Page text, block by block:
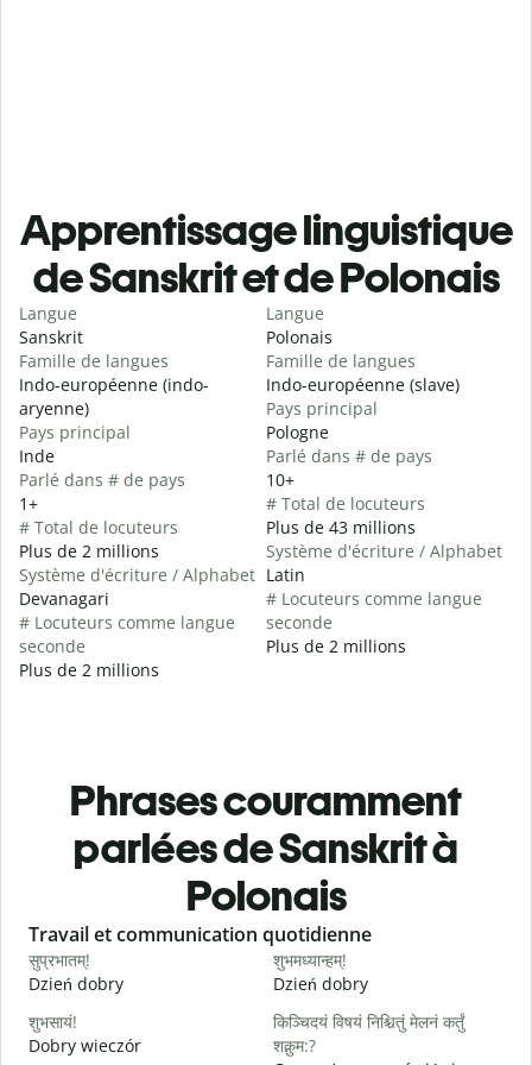
Apprentissage linguistique
de Sanskrit et de Polonais
Langue
Sanskrit
Famille de langues
Indo-européenne (indo-
aryenne)
Pays principal
Inde
Parlé dans # de pays
1+
# Total de locuteurs
Plus de 2 millions
Système d'écriture / Alphabet
Devanagari
# Locuteurs comme langue
seconde
Plus de 2 millions
Langue
Polonais
Famille de langues
Indo-européenne (slave)
Pays principal
Pologne
Parlé dans # de pays
10+
# Total de locuteurs
Plus de 43 millions
Système d'écriture / Alphabet
Latin
# Locuteurs comme langue
seconde
Plus de 2 millions
Phrases couramment
parlées de Sanskrit à
Polonais
Slide 1 of 6
Travail et communication quotidienne
सुप्रभातम्!
Dzień dobry
शुभमध्यान्हम्!
Dzień dobry
शुभसायं!
Dobry wieczór
किञ्चिदयं विषयं निश्चितुं मेलनं कर्तुं
शक्नुम:?